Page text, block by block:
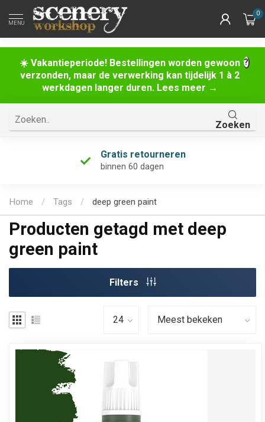
☀️ Vakantieperiode! Bestellingen worden gewoon
verzonden, maar de verwerking kan tijdelijk 1 à 2
werkdagen langer duren. Lees meer →
MENU
0
Zoeken
Gratis retourneren
binnen 60 dagen
Home / Tags / deep green paint
Producten getagd met deep
green paint
Filters